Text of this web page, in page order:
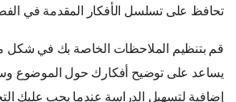
تحافظ على تسلسل الأفكار المقدمة في
قم بتنظيم الملاحظات الخاصة بك في
يساعد على توضيح أفكارك حول الموضوع
إضافية لتسهيل الدراسة عندما يجب عليك